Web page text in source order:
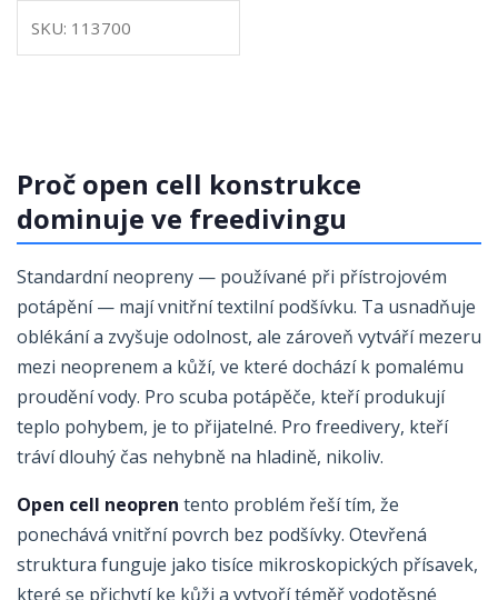
SKU: 113700
Proč open cell konstrukce
dominuje ve freedivingu
Standardní neopreny — používané při přístrojovém
potápění — mají vnitřní textilní podšívku. Ta usnadňuje
oblékání a zvyšuje odolnost, ale zároveň vytváří mezeru
mezi neoprenem a kůží, ve které dochází k pomalému
proudění vody. Pro scuba potápěče, kteří produkují
teplo pohybem, je to přijatelné. Pro freedivery, kteří
tráví dlouhý čas nehybně na hladině, nikoliv.
Open cell neopren tento problém řeší tím, že
ponechává vnitřní povrch bez podšívky. Otevřená
struktura funguje jako tisíce mikroskopických přísavek,
které se přichytí ke kůži a vytvoří téměř vodotěsné